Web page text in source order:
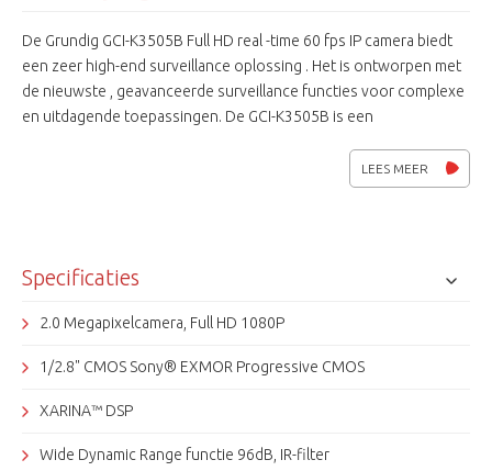
De Grundig GCI-K3505B Full HD real -time 60 fps IP camera biedt
een zeer high-end surveillance oplossing . Het is ontworpen met
de nieuwste , geavanceerde surveillance functies voor complexe
en uitdagende toepassingen. De GCI-K3505B is een
met CMOS EXMOR sensor voor goede lichtgevoeligheid en een
XARINA DSP voor geavanceerde functies. Een perfecte
analoge video-uitgang en de verschillende voedingsspanningen
maken hem zeer gebruiksvriendelijk. De GCI-K3505B is in diverse
software te integreren en is ONVIF Profile S compatible.
LEES MEER
Specificaties
2.0 Megapixelcamera, Full HD 1080P
1/2.8" CMOS Sony® EXMOR Progressive CMOS
XARINA™ DSP
Wide Dynamic Range functie 96dB, IR-filter